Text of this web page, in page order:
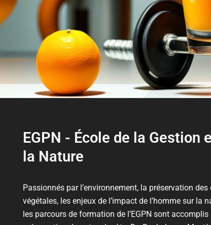
EGPN - École de la Gestion
la Nature
Passionnés par l’environnement, la préservation
végétales, les enjeux de l’impact de l’homme sur la
les parcours de formation de l’EGPN sont